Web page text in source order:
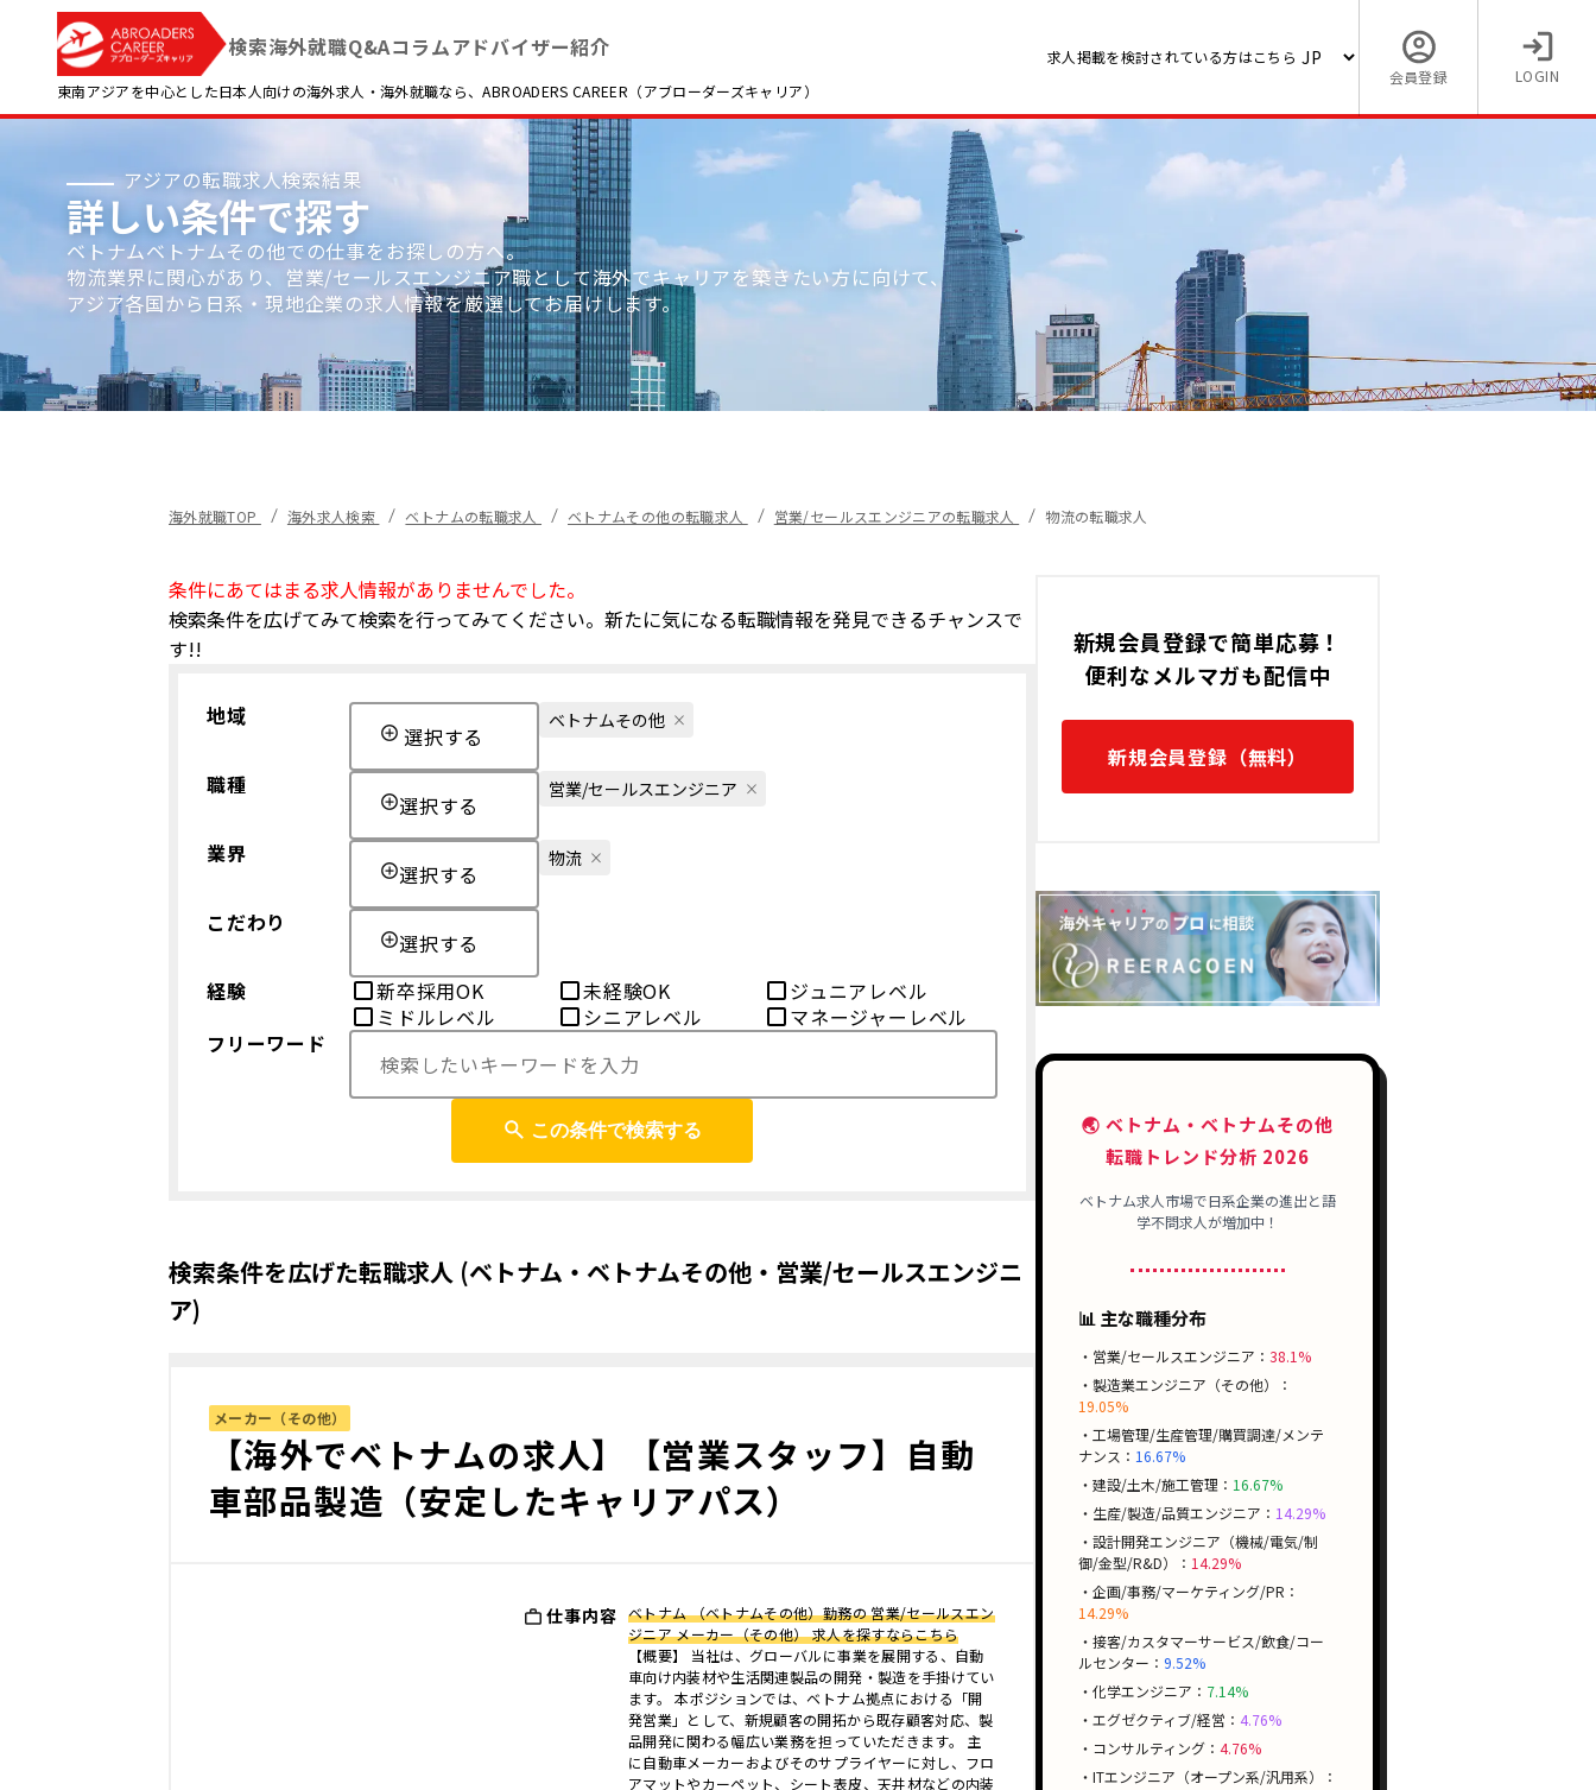
検索海外就職Q&Aコラムアドバイザー紹介
東南アジアを中心とした日本人向けの海外求人・海外就職なら、ABROADERS CAREER（アブローダーズキャリア）
求人掲載を検討されている方はこちら
会員登録
LOGIN
アジアの転職求人検索結果
詳しい条件で探す
ベトナムベトナムその他での仕事をお探しの方へ。
物流業界に関心があり、営業/セールスエンジニア職として海外でキャリアを築きたい方に向けて、
アジア各国から日系・現地企業の求人情報を厳選してお届けします。
海外就職TOP 海外求人検索 ベトナムの転職求人 ベトナムその他の転職求人 営業/セールスエンジニアの転職求人 物流の転職求人
新規会員登録で簡単応募！
便利なメルマガも配信中
新規会員登録（無料）
🌏 ベトナム・ベトナムその他
転職トレンド分析 2026
ベトナム求人市場で日系企業の進出と語
学不問求人が増加中！
📊 主な職種分布
・営業/セールスエンジニア： 38.1%
・製造業エンジニア（その他）：
19.05%
・工場管理/生産管理/購買調達/メンテ
ナンス： 16.67%
・建設/土木/施工管理： 16.67%
・生産/製造/品質エンジニア： 14.29%
・設計開発エンジニア（機械/電気/制
御/金型/R&D）： 14.29%
・企画/事務/マーケティング/PR：
14.29%
・接客/カスタマーサービス/飲食/コー
ルセンター： 9.52%
・化学エンジニア： 7.14%
・エグゼクティブ/経営： 4.76%
・コンサルティング： 4.76%
・ITエンジニア（オープン系/汎用系）：
条件にあてはまる求人情報がありませんでした。
検索条件を広げてみて検索を行ってみてください。新たに気になる転職情報を発見できるチャンスで
す!!
地域
選択する
ベトナムその他
職種
選択する
営業/セールスエンジニア
業界
選択する
物流
こだわり
選択する
経験
新卒採用OK 未経験OK
ジュニアレベル
ミドルレベル
シニアレベル
マネージャーレベル
フリーワード
この条件で検索する
検索条件を広げた転職求人 (ベトナム・ベトナムその他・営業/セールスエンジニ
ア)
メーカー（その他）
【海外でベトナムの求人】【営業スタッフ】自動
車部品製造（安定したキャリアパス）
仕事内容 ベトナム （ベトナムその他）勤務の 営業/セールスエン
ジニア メーカー（その他） 求人を探すならこちら
【概要】 当社は、グローバルに事業を展開する、自動
車向け内装材や生活関連製品の開発・製造を手掛けてい
ます。 本ポジションでは、ベトナム拠点における「開
発営業」として、新規顧客の開拓から既存顧客対応、製
品開発に関わる幅広い業務を担っていただきます。 主
に自動車メーカーおよびそのサプライヤーに対し、フロ
アマットやカーペット、シート表皮、天井材などの内装